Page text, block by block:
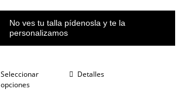
No ves tu talla pídenosla y te la
personalizamos
Seleccionar
opciones
Detalles